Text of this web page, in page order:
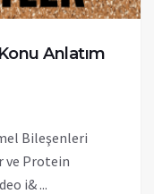
Anlatım
Bileşenleri
ve Protein
i& ...